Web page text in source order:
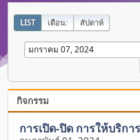
LIST เดือน: สัปดาห์
กิจกรรม
การเปิด-ปิด การให้บริกา